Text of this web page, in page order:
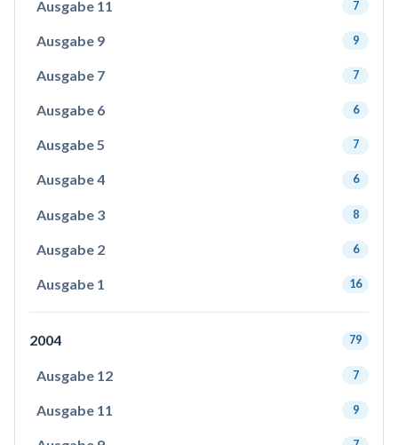
Ausgabe 11 7
Ausgabe 9 9
Ausgabe 7 7
Ausgabe 6 6
Ausgabe 5 7
Ausgabe 4 6
Ausgabe 3 8
Ausgabe 2 6
Ausgabe 1 16
2004 79
Ausgabe 12 7
Ausgabe 11 9